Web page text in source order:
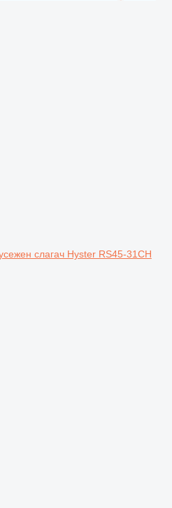
слагач Hyster RS45-31CH